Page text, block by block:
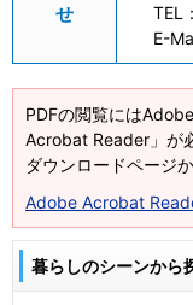
せ
TEL：
E-
PDFの閲覧には
Acrobat Reader」が
ダウンロードページ
Adobe Acrobat
暮らしのシーンから